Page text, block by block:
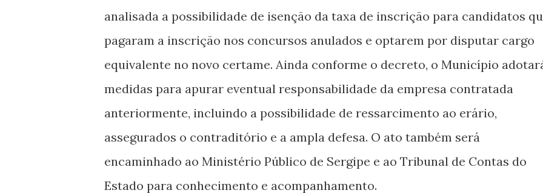
analisada a possibilidade de isenção da taxa de inscrição para candidatos
pagaram a inscrição nos concursos anulados e optarem por disputar cargo
equivalente no novo certame. Ainda conforme o decreto, o Município
medidas para apurar eventual responsabilidade da empresa contratada
anteriormente, incluindo a possibilidade de ressarcimento ao erário,
assegurados o contraditório e a ampla defesa. O ato também será
encaminhado ao Ministério Público de Sergipe e ao Tribunal de Contas do
Estado para conhecimento e acompanhamento.